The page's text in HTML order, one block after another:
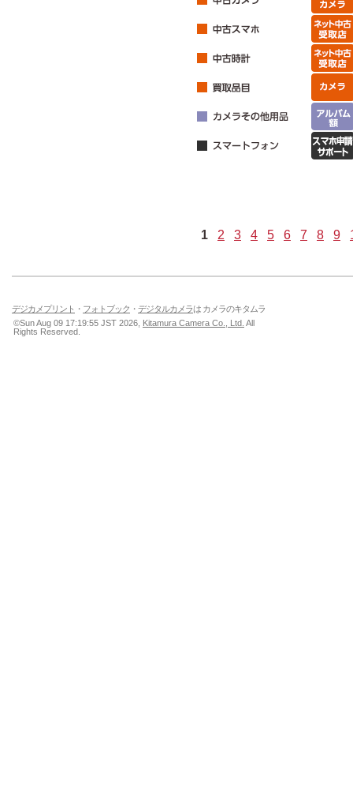
1 2 3 4 5 6 7 8 9
デジカメプリント ・ フォトブック ・ デジタルカメラは カメラのキタムラ
©Sun Aug 09 17:19:55 JST 2026, Kitamura Camera Co., Ltd. All
Rights Reserved.